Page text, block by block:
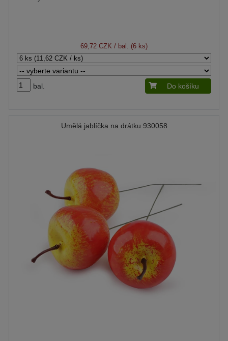
69,72 CZK / bal. (6 ks)
bal. Do košíku
Umělá jablíčka na drátku 930058